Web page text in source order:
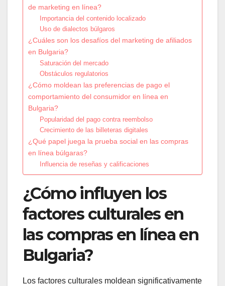
de marketing en línea?
Importancia del contenido localizado
Uso de dialectos búlgaros
¿Cuáles son los desafíos del marketing de afiliados
en Bulgaria?
Saturación del mercado
Obstáculos regulatorios
¿Cómo moldean las preferencias de pago el
comportamiento del consumidor en línea en
Bulgaria?
Popularidad del pago contra reembolso
Crecimiento de las billeteras digitales
¿Qué papel juega la prueba social en las compras
en línea búlgaras?
Influencia de reseñas y calificaciones
¿Cómo influyen los
factores culturales en
las compras en línea en
Bulgaria?
Los factores culturales moldean significativamente